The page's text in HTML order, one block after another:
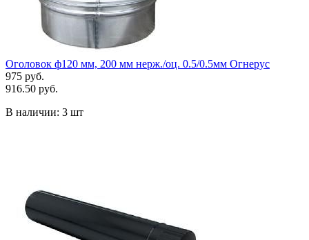
Оголовок ф120 мм, 200 мм нерж./оц. 0.5/0.5мм Огнерус
975 руб.
916.50 руб.
В наличии: 3 шт